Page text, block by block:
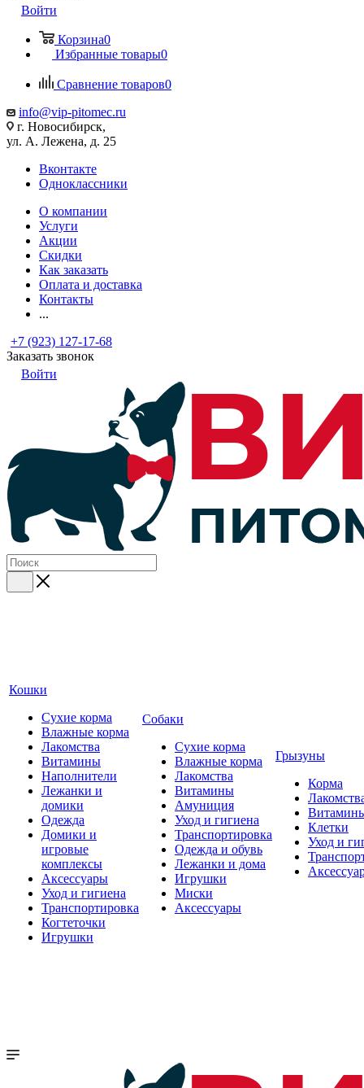
Войти
Корзина0
Избранные товары0
Сравнение товаров0
info@vip-pitomec.ru
г. Новосибирск,
ул. А. Лежена, д. 25
Вконтакте
Одноклассники
О компании
Услуги
Акции
Скидки
Как заказать
Оплата и доставка
Контакты
...
+7 (923) 127-17-68
Заказать звонок
Войти
Кошки
Сухие корма
Влажные корма
Лакомства
Витамины
Наполнители
Лежанки и
домики
Одежда
Домики и
игровые
комплексы
Аксессуары
Уход и гигиена
Транспортировка
Когтеточки
Игрушки
Собаки
Сухие корма
Влажные корма
Лакомства
Витамины
Амуниция
Уход и гигиена
Транспортировка
Одежда и обувь
Лежанки и дома
Игрушки
Миски
Аксессуары
Грызуны
Корма
Клетки
Уход и